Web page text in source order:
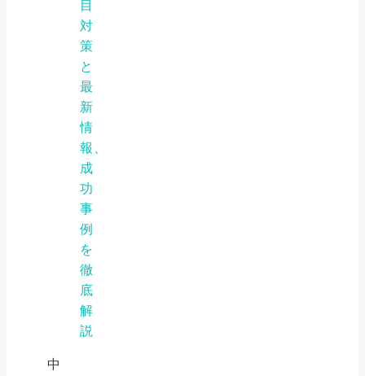
目
対
策
と
最
新
情
報、
成
功
事
例
を
徹
底
解
説
中